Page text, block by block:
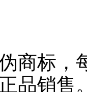
商标，
品销售